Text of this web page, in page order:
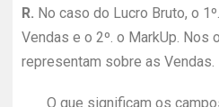
R. No caso do Lucro Bruto, o
Vendas e o 2º. o MarkUp. Nos
representam sobre as Vendas.
O que significam os